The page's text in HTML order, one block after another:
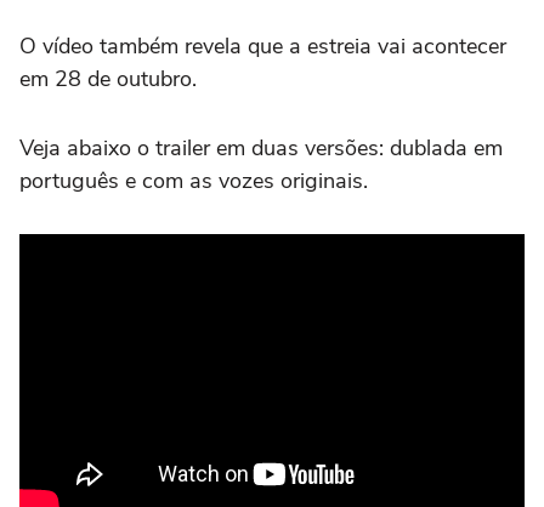
O vídeo também revela que a estreia vai acontecer
em 28 de outubro.
Veja abaixo o trailer em duas versões: dublada em
português e com as vozes originais.